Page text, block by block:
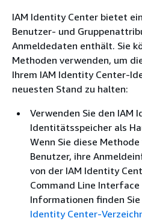
IAM Identity Center bietet
Benutzer- und
Anmeldedaten enthält. Sie
Methoden verwenden, um
Ihrem IAM Identity Center-
neuesten Stand zu halten:
Verwenden Sie den IAM
Identitätsspeicher als
Wenn Sie diese
Benutzer, ihre
von der IAM Identity
Command Line Interface
Informationen finden
Identity Center-